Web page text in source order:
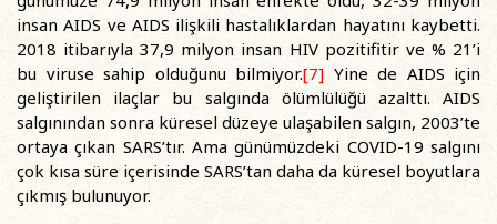
insan AIDS ve AIDS ilişkili hastalıklardan hayatını kaybetti.
2018 itibarıyla 37,9 milyon insan HIV pozitifitir ve % 21’i
bu viruse sahip olduğunu bilmiyor.[7] Yine de AIDS için
geliştirilen ilaçlar bu salgında ölümlülüğü azalttı. AIDS
salgınından sonra küresel düzeye ulaşabilen salgın, 2003’te
ortaya çıkan SARS’tır. Ama günümüzdeki COVID-19 salgını
çok kısa süre içerisinde SARS’tan daha da küresel boyutlara
çıkmış bulunuyor.